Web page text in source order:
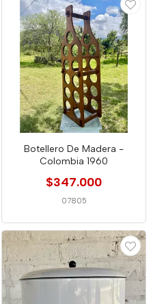
Botellero De Madera -
Colombia 1960
$347.000
07805